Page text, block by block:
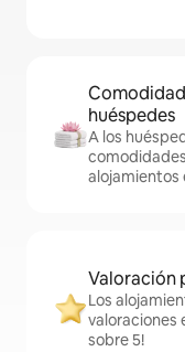
huéspedes
A los
alojamientos
Valoración
Los
valoraciones
sobre 5!